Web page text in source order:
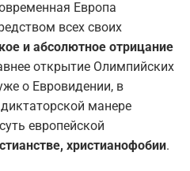
Европа
всех своих
и абсолютное отрицание
открытие Олимпийских
о Евровидении, в
манере
европейской
христианофобии.